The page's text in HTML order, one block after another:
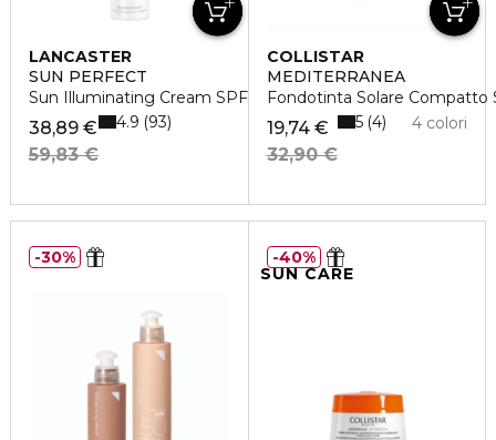
LANCASTER
SUN PERFECT
Sun Illuminating Cream SPF30
38,89 €
59,83 €
4.9 93
COLLISTAR
MEDITERRANEA
Fondotinta Solare Compatto
19,74 €
32,90 €
4 colori
5 4
30%
SUN CARE
40%